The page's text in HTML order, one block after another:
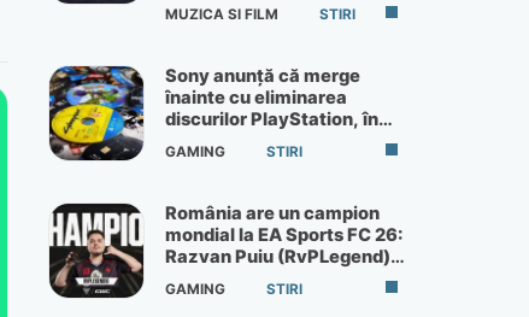
MUZICA SI FILM
STIRI
Sony anunță că merge
înainte cu eliminarea
discurilor PlayStation, în
ciuda protestelor
GAMING STIRI
România are un campion
mondial la EA Sports FC 26:
Razvan Puiu (RvPLegend)
câștigă turneul de la Paris
GAMING STIRI